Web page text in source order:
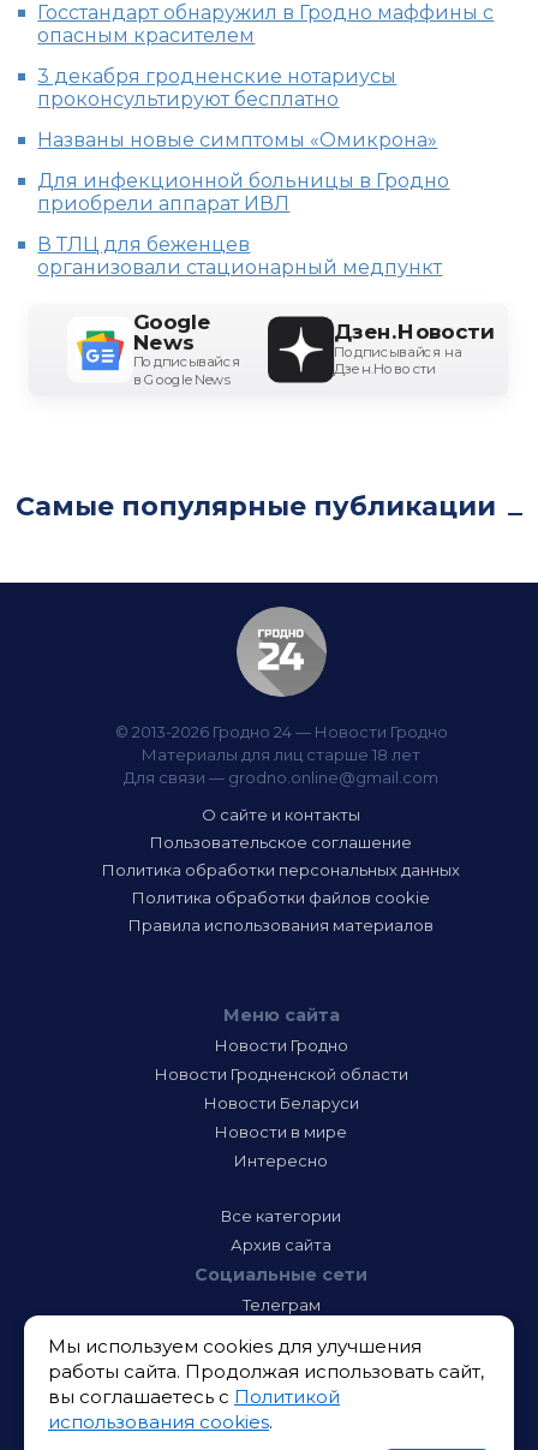
Госстандарт обнаружил в Гродно маффины с
опасным красителем
3 декабря гродненские нотариусы
проконсультируют бесплатно
Названы новые симптомы «Омикрона»
Для инфекционной больницы в Гродно
приобрели аппарат ИВЛ
В ТЛЦ для беженцев
организовали стационарный медпункт
Google
News
Подписывайся
в Google News
Дзен.Новости
Подписывайся на
Дзен.Новости
Самые популярные публикации
© 2013-2026 Гродно 24 — Новости Гродно
Материалы для лиц старше 18 лет
Для связи — grodno.online@gmail.com
О сайте и контакты
Пользовательское соглашение
Политика обработки персональных данных
Политика обработки файлов cookie
Правила использования материалов
Меню сайта
Новости Гродно
Новости Гродненской области
Новости Беларуси
Новости в мире
Интересно
Все категории
Архив сайта
Социальные сети
Телеграм
Инстаграм
Тик-Ток
Одноклассники
ВК
Мы используем cookies для улучшения
работы сайта. Продолжая использовать сайт,
вы соглашаетесь с Политикой
использования cookies.